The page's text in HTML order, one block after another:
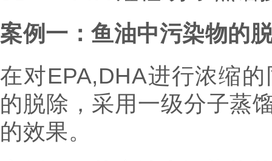
案例一：鱼油中污染物的
在对EPA,DHA进行浓缩
的脱除，采用一级分子蒸
的效果。